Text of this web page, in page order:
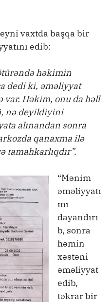
vaxtda başqa bir
edib:
həkimin
dedi ki, əməliyyat
var. Həkim, onu da həll
nə deyildiyini
alınandan sonra
qanaxma ilə
tamahkarlıqdır”.
“Mənim
əməliyyatı
mı
dayandırı
b, sonra
həmin
xəstəni
əməliyyat
edib,
təkrar bir